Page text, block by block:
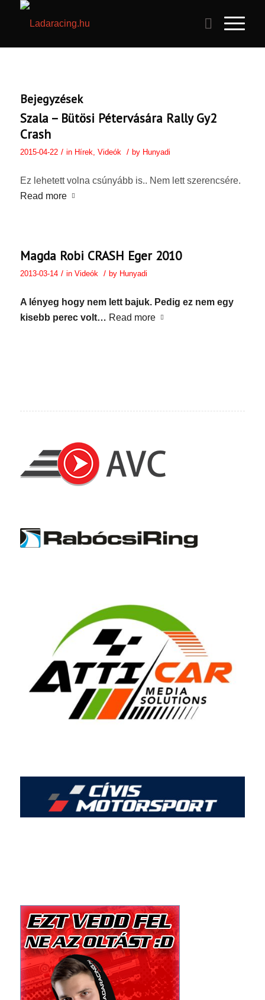
Bejegyzések
Szala – Bütösi Pétervására Rally Gy2
Crash
2015-04-22 / in Hírek, Videók / by Hunyadi
Ez lehetett volna csúnyább is.. Nem lett szerencsére.
Read more
Magda Robi CRASH Eger 2010
2013-03-14 / in Videók / by Hunyadi
A lényeg hogy nem lett bajuk. Pedig ez nem egy
kisebb perec volt… Read more